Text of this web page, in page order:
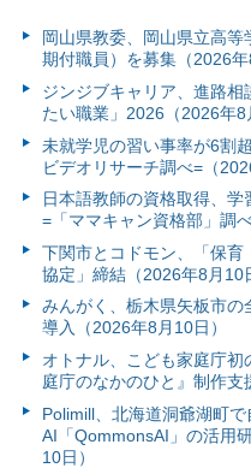
岡山県教委、岡山県立高
期付職員）を募集（2026年
ジンジブキャリア、進路相
たい職業」2026（2026年8
未就学児の習い事率が6割
ビデオリサーチ調べ=（
日本語教師の資格取得、
=「ママキャン資格部」調
下関市とコドモン、「保
協定」締結（2026年8月10
みんがく、栃木県矢板市の
導入（2026年8月10日）
オトナル、こども家庭庁
庭庁のなかのひと』制作支
Polimill、北海道洞爺湖町
AI「QommonsAI」の活用
10日）